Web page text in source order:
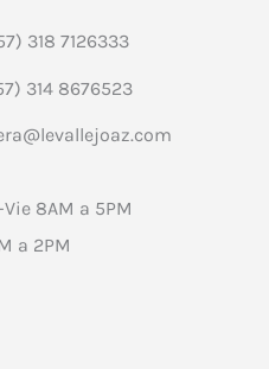
318 7126333
314 8676523
8AM a 5PM
a 2PM